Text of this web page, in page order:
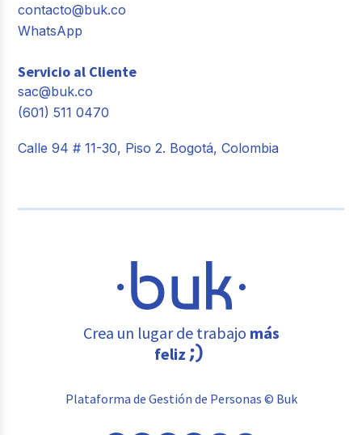
contacto@buk.co
WhatsApp
Servicio al Cliente
sac@buk.co
(601) 511 0470
Calle 94 # 11-30, Piso 2. Bogotá, Colombia
Crea un lugar de trabajo más
feliz
Plataforma de Gestión de Personas © Buk